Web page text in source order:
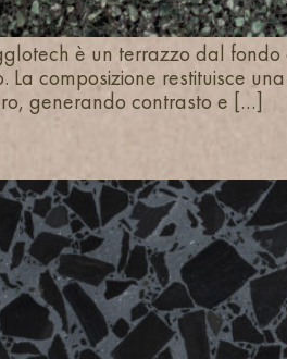
è un terrazzo dal
composizione restituisce
generando contrasto e […]